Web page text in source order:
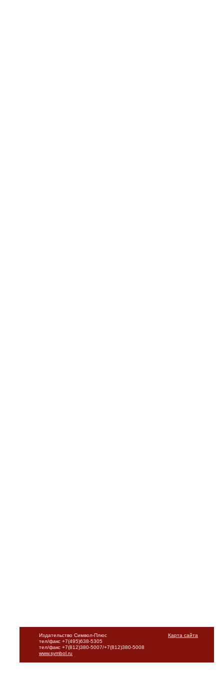
Карта сайта
Издательство Символ-Плюс
тел/факс +7(495)638-5305
тел/факс +7(812)380-5007/+7(812)380-5008
www.symbol.ru